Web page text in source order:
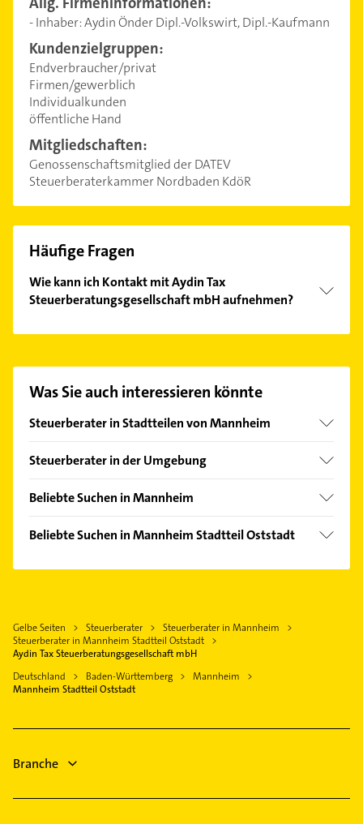
- Inhaber: Aydin Önder Dipl.-Volkswirt, Dipl.-Kaufmann
Kundenzielgruppen:
Endverbraucher/privat
Firmen/gewerblich
Individualkunden
öffentliche Hand
Mitgliedschaften:
Genossenschaftsmitglied der DATEV
Steuerberaterkammer Nordbaden KdöR
Häufige Fragen
Wie kann ich Kontakt mit Aydin Tax
Steuerberatungsgesellschaft mbH aufnehmen?
auswählen. Hier finden Sie alleKontaktdaten
Was Sie auch interessieren könnte
Steuerberater in Stadtteilen von Mannheim
Feudenheim
Lindenhof
Neckarstadt
Neuostheim
Sandhofen
Schönau
Schwetzingerstadt
Vogelstang
Wallstadt
Steuerberater in der Umgebung
Ludwigshafen am Rhein
Neuhofen Pfalz
Ladenburg
Mutterstadt
Frankenthal (Pfalz)
Lampertheim
Beliebte Suchen in Mannheim
Physikalische Therapie
Krankengymnastik
Klempner
Sanitärinstallation
Dachdecker
Beliebte Suchen in Mannheim Stadtteil Oststadt
Putzfrau
Gebäudereinigung
Bauunternehmen
Krankengymnastik
Gelbe Seiten Steuerberater
Steuerberater in Mannheim
Steuerberater in Mannheim Stadtteil Oststadt
Aydin Tax Steuerberatungsgesellschaft mbH
Deutschland
Baden-Württemberg
Mannheim
Mannheim Stadtteil Oststadt
Branche